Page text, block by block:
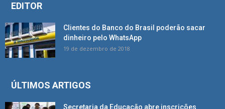
EDITOR
Clientes do Banco do Brasil poderão sacar
dinheiro pelo WhatsApp
19 de dezembro de 2018
ÚLTIMOS ARTIGOS
Secretaria da Educação abre inscrições